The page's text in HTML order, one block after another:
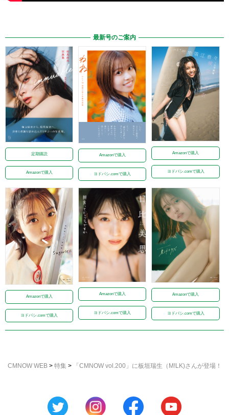
最新号のご案内
定期購読
Amazonで購入
Amazonで購入
ヨドバシ.comで購入
Amazonで購入
ヨドバシ.comで購入
Amazonで購入
ヨドバシ.comで購入
Amazonで購入
ヨドバシ.comで購入
Amazonで購入
ヨドバシ.comで購入
CMNOW WEB> 特集> 「CMNOW vol.200」に板垣瑞生（M!LK)さんが登場！